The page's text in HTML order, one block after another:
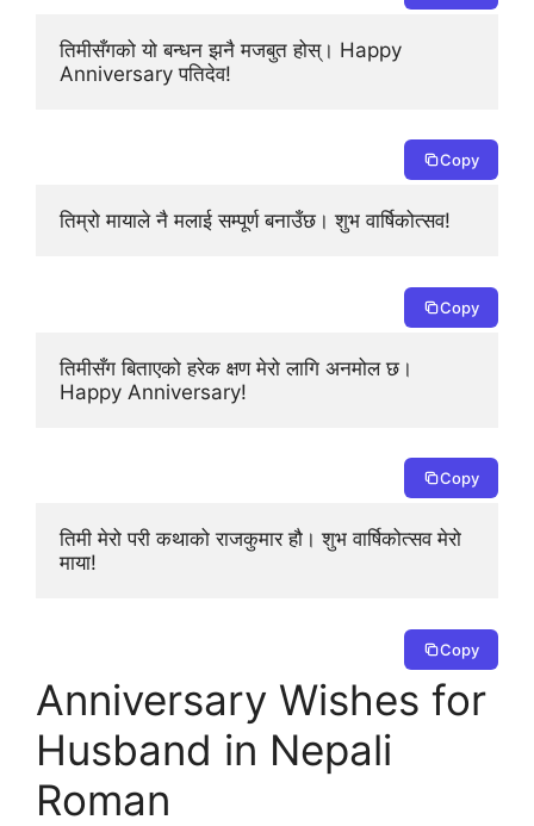
तिमीसँगको यो बन्धन झनै मजबुत होस्। Happy
Anniversary पतिदेव!
Copy
तिम्रो मायाले नै मलाई सम्पूर्ण बनाउँछ। शुभ वार्षिकोत्सव!
Copy
तिमीसँग बिताएको हरेक क्षण मेरो लागि अनमोल छ।
Happy Anniversary!
Copy
तिमी मेरो परी कथाको राजकुमार हौ। शुभ वार्षिकोत्सव मेरो
माया!
Copy
Anniversary Wishes for
Husband in Nepali
Roman